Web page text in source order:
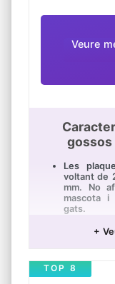
Veure
gossos
Les
voltant de
mm. No
mascota i
gats.
quan
penjoll
+
TOP 8